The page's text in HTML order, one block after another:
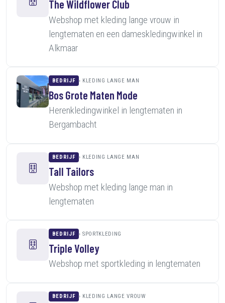
The Wildflower Club
Webshop met kleding lange vrouw in
lengtematen en een dameskledingwinkel in
Alkmaar
BEDRIJF KLEDING LANGE MAN
Bos Grote Maten Mode
Herenkledingwinkel in lengtematen in
Bergambacht
BEDRIJF KLEDING LANGE MAN
Tall Tailors
Webshop met kleding lange man in
lengtematen
BEDRIJF SPORTKLEDING
Triple Volley
Webshop met sportkleding in lengtematen
BEDRIJF KLEDING LANGE VROUW